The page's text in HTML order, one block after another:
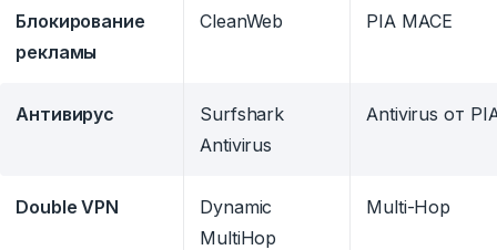
Блокирование
рекламы
CleanWeb PIA MACE
Антивирус
Surfshark
Antivirus
Antivirus от
Double VPN
Dynamic
MultiHop
Multi-Hop